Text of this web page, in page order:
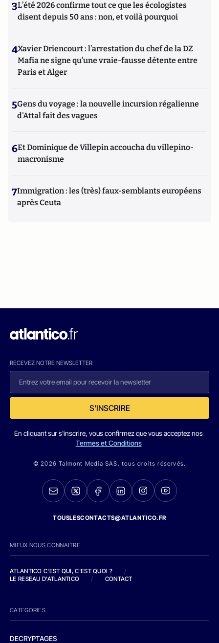
3L’été 2026 confirme tout ce que les écologistes
disent depuis 50 ans : non, et voilà pourquoi
4Xavier Driencourt : l’arrestation du chef de la DZ
Mafia ne signe qu’une vraie-fausse détente entre
Paris et Alger
5Gens du voyage : la nouvelle incursion régalienne
d'Attal fait des vagues
6Et Dominique de Villepin accoucha du villepino-
macronisme
7Immigration : les (très) faux-semblants européens
après Ceuta
RECEVEZ NOTRE NEWSLETTER
S'INSCRIRE
En cliquant sur s'inscrire, vous confirmez que vous acceptez nos
Termes et Conditions
© 2026 Talmont Media SAS. tous droits réservés.
TOUSLESCONTACTS@ATLANTICO.FR
MIEUX NOUS CONNAITRE
ATLANTICO C'EST QUI, C'EST QUOI ?
/
LE RESEAU D'ATLANTICO
/ CONTACT
CATEGORIES
DECRYPTAGES